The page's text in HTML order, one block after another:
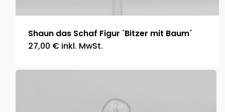
Shaun das Schaf Figur `Bitzer mit Baum´
27,00 € inkl. MwSt.